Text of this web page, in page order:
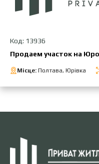
Код: 13936
Продаем участок на
Місце: Полтава, Юрівка